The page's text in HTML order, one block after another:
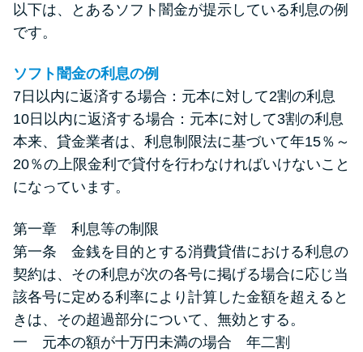
以下は、とあるソフト闇金が提示している利息の例
です。
ソフト闇金の利息の例
7日以内に返済する場合：元本に対して2割の利息
10日以内に返済する場合：元本に対して3割の利息
本来、貸金業者は、利息制限法に基づいて年15％～
20％の上限金利で貸付を行わなければいけないこと
になっています。
第一章 利息等の制限
第一条 金銭を目的とする消費貸借における利息の
契約は、その利息が次の各号に掲げる場合に応じ当
該各号に定める利率により計算した金額を超えると
きは、その超過部分について、無効とする。
一 元本の額が十万円未満の場合 年二割